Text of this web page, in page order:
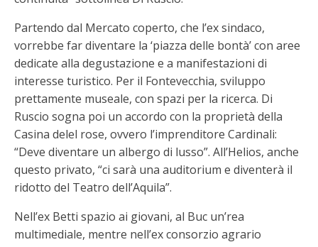
Partendo dal Mercato coperto, che l’ex sindaco,
vorrebbe far diventare la ‘piazza delle bontà’ con aree
dedicate alla degustazione e a manifestazioni di
interesse turistico. Per il Fontevecchia, sviluppo
prettamente museale, con spazi per la ricerca. Di
Ruscio sogna poi un accordo con la proprietà della
Casina delel rose, ovvero l’imprenditore Cardinali:
“Deve diventare un albergo di lusso”. All’Helios, anche
questo privato, “ci sarà una auditorium e diventerà il
ridotto del Teatro dell’Aquila”.
Nell’ex Betti spazio ai giovani, al Buc un’rea
multimediale, mentre nell’ex consorzio agrario